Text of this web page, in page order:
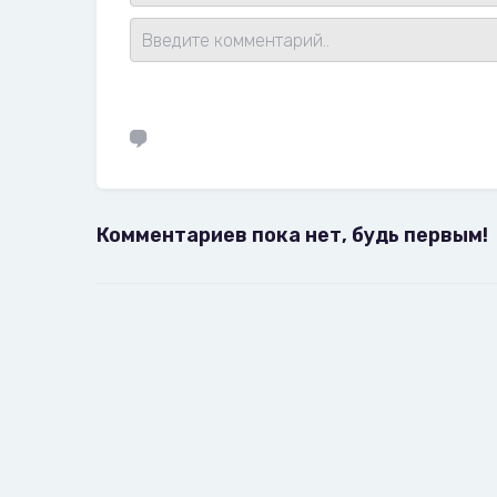
Комментариев пока нет, будь первым!